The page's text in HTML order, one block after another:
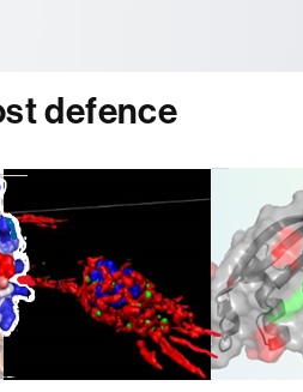
defence